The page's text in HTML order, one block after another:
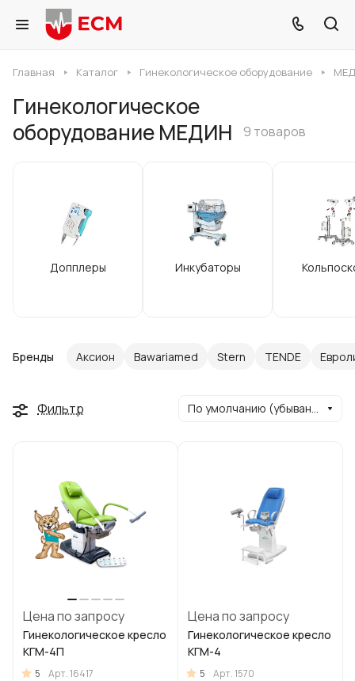
Главная Каталог Гинекологическое оборудование
Гинекологическое
оборудование МЕДИН
9 товаров
Допплеры Инкубаторы
Бренды Аксион Bawariamed Stern TENDE
Фильтр По умолчанию (убывание)
Цена по запросу
Гинекологическое кресло
КГМ-4П
5 Арт.16417
Цена по запросу
Гинекологическое кресло
КГМ-4
5 Арт.1570